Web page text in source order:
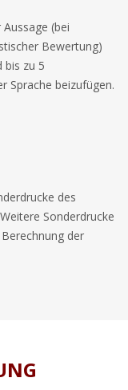
(bei
Bewertung)
bis zu 5
Sprache beizufügen.
des
Sonderdrucke
der